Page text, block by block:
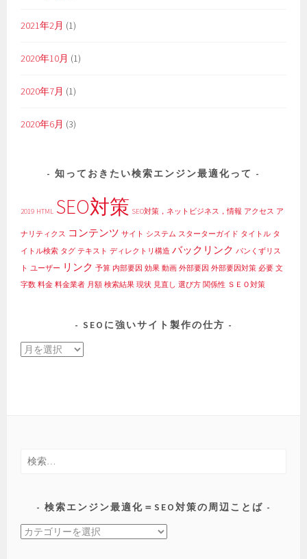
2021年2月 (1)
2020年10月 (1)
2020年7月 (1)
2020年6月 (3)
知っておきたい検索エンジン最適化って
2019 HTML SEO対策 SEO対策，ネットビジネス，情報 アクセス ア
ナリティクス コンテンツ サイト システム スターターガイド タイトル タ
イトル検索 タグ テキスト ディレクトリ構造 バックリンク パンくずリス
ト ユーザー リンク 予算 内部要因 効果 動画 外部要因 外部要因対策 必要 文
字数 料金 料金業者 月額 検索結果 現状 見直し 選び方 関係性 ＳＥＯ対策
SEOに強いサイト製作の仕方
SEO
製
方
検
検索エンジン最適化＝SEO対策の周辺ことば
検